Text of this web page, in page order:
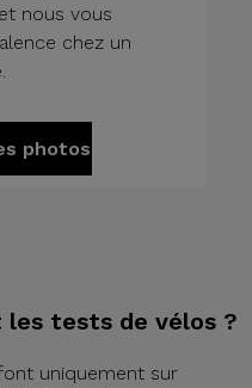
nous vous
chez un
photos
tests de vélos ?
uniquement sur